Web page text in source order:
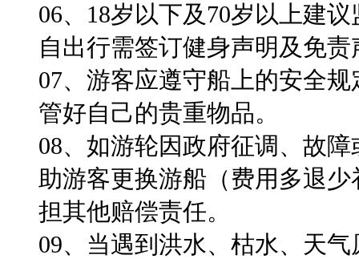
06、18岁以下及70岁以上建议
自出行需签订健身声明及免
07、 游客应遵守船上的安全
管好自己的贵重物品。
08、 如游轮因政府征调、故
助游客更换游船（费用多退
担其他赔偿责任。
09、 当遇到洪水、枯水、天